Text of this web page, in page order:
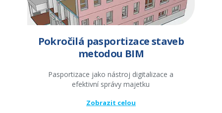
Pokročilá pasportizace staveb
metodou BIM
Pasportizace jako nástroj digitalizace a
efektivní správy majetku
Zobrazit celou